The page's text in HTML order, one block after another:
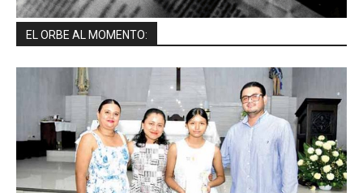
EL ORBE AL MOMENTO: